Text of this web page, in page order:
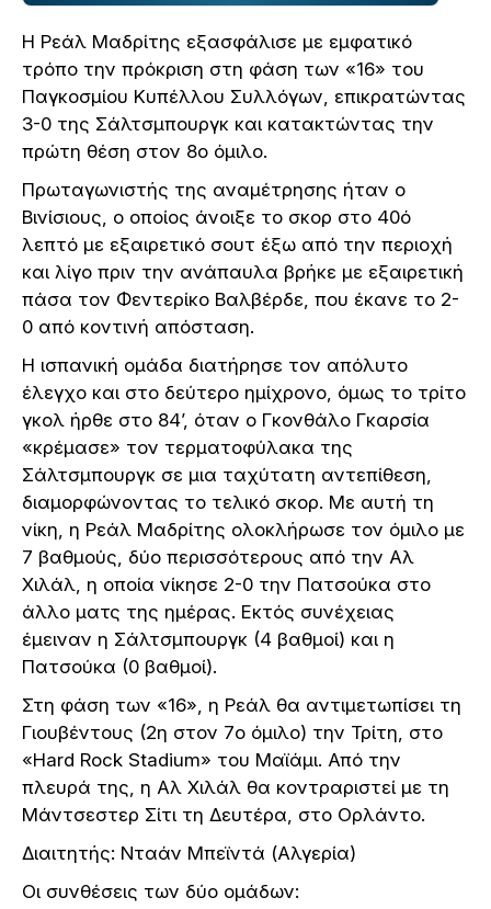
Η Ρεάλ Μαδρίτης εξασφάλισε με εμφατικό
τρόπο την πρόκριση στη φάση των «16» του
Παγκοσμίου Κυπέλλου Συλλόγων, επικρατώντας
3-0 της Σάλτσμπουργκ και κατακτώντας την
πρώτη θέση στον 8ο όμιλο.
Πρωταγωνιστής της αναμέτρησης ήταν ο
Βινίσιους, ο οποίος άνοιξε το σκορ στο 40ό
λεπτό με εξαιρετικό σουτ έξω από την περιοχή
και λίγο πριν την ανάπαυλα βρήκε με εξαιρετική
πάσα τον Φεντερίκο Βαλβέρδε, που έκανε το 2-
0 από κοντινή απόσταση.
Η ισπανική ομάδα διατήρησε τον απόλυτο
έλεγχο και στο δεύτερο ημίχρονο, όμως το τρίτο
γκολ ήρθε στο 84’, όταν ο Γκονθάλο Γκαρσία
«κρέμασε» τον τερματοφύλακα της
Σάλτσμπουργκ σε μια ταχύτατη αντεπίθεση,
διαμορφώνοντας το τελικό σκορ. Με αυτή τη
νίκη, η Ρεάλ Μαδρίτης ολοκλήρωσε τον όμιλο με
7 βαθμούς, δύο περισσότερους από την Αλ
Χιλάλ, η οποία νίκησε 2-0 την Πατσούκα στο
άλλο ματς της ημέρας. Εκτός συνέχειας
έμειναν η Σάλτσμπουργκ (4 βαθμοί) και η
Πατσούκα (0 βαθμοί).
Στη φάση των «16», η Ρεάλ θα αντιμετωπίσει τη
Γιουβέντους (2η στον 7ο όμιλο) την Τρίτη, στο
«Hard Rock Stadium» του Μαϊάμι. Από την
πλευρά της, η Αλ Χιλάλ θα κοντραριστεί με τη
Μάντσεστερ Σίτι τη Δευτέρα, στο Ορλάντο.
Διαιτητής: Νταάν Μπεϊντά (Αλγερία)
Οι συνθέσεις των δύο ομάδων: